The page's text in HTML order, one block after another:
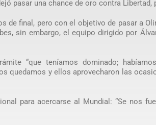
pasar una chance de oro contra Libertad,
de final, pero con el objetivo de pasar a
sin embargo, el equipo dirigido por
“que teníamos dominado;
quedamos y ellos aprovecharon las
para acercarse al Mundial: “Se nos